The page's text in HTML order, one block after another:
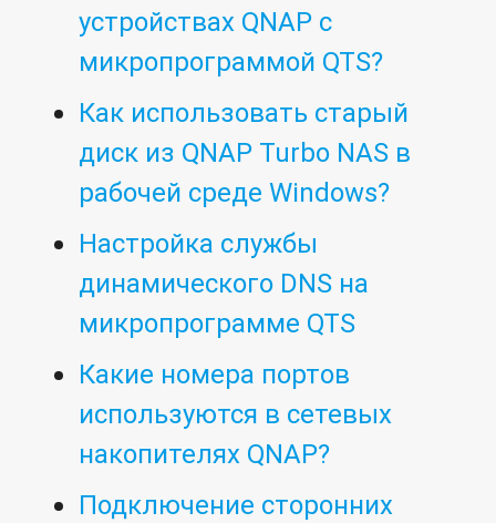
устройствах QNAP с
микропрограммой QTS?
Как использовать старый
диск из QNAP Turbo NAS в
рабочей среде Windows?
Настройка службы
динамического DNS на
микропрограмме QTS
Какие номера портов
используются в сетевых
накопителях QNAP?
Подключение сторонних